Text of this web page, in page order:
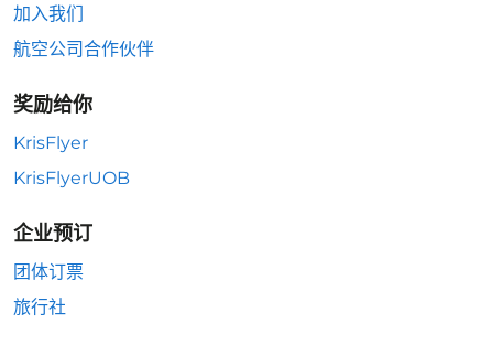
加入我们
航空公司合作伙伴
奖励给你
KrisFlyer
KrisFlyerUOB
企业预订
团体订票
旅行社